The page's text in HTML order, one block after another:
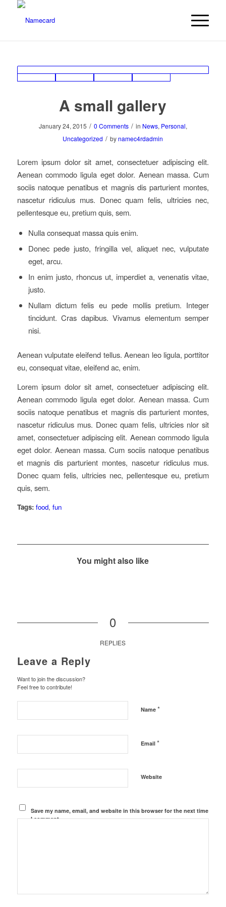
A small gallery
January 24, 2015 / 0 Comments / in News, Personal,
Uncategorized / bynamec4rdadmin
Lorem ipsum dolor sit amet, consectetuer adipiscing elit.
Aenean commodo ligula eget dolor. Aenean massa. Cum
sociis natoque penatibus et magnis dis parturient montes,
nascetur ridiculus mus. Donec quam felis, ultricies nec,
pellentesque eu, pretium quis, sem.
Nulla consequat massa quis enim.
Donec pede justo, fringilla vel, aliquet nec, vulputate
eget, arcu.
In enim justo, rhoncus ut, imperdiet a, venenatis vitae,
justo.
Nullam dictum felis eu pede mollis pretium. Integer
tincidunt. Cras dapibus. Vivamus elementum semper
nisi.
Aenean vulputate eleifend tellus. Aenean leo ligula, porttitor
eu, consequat vitae, eleifend ac, enim.
Lorem ipsum dolor sit amet, consectetuer adipiscing elit.
Aenean commodo ligula eget dolor. Aenean massa. Cum
sociis natoque penatibus et magnis dis parturient montes,
nascetur ridiculus mus. Donec quam felis, ultricies nlor sit
amet, consectetuer adipiscing elit. Aenean commodo ligula
eget dolor. Aenean massa. Cum sociis natoque penatibus
et magnis dis parturient montes, nascetur ridiculus mus.
Donec quam felis, ultricies nec, pellentesque eu, pretium
quis, sem.
Tags: food, fun
You might also like
0
REPLIES
Leave a Reply
Want to join the discussion?
Feel free to contribute!
Name *
Email *
Website
Save my name, email, and website in this browser for the next time
I comment.